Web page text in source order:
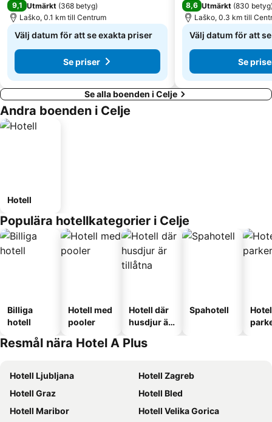
9,1 Utmärkt (368 betyg)
Laško, 0.1 km till Centrum
Välj datum för att se exakta priser
Se priser
8,6 Utmärkt (830 betyg
Laško, 0.3 km till
Välj datum för att
Se
Se alla boenden i Celje
Andra boenden i Celje
Hotell
Populära hotellkategorier i Celje
Billiga
hotell
Hotell med
pooler
Hotell där
husdjur är
Spahotell
Resmål nära Hotel A Plus
Hotell Ljubljana
Hotell Zagreb
Hotell Graz
Hotell Bled
Hotell Maribor
Hotell Velika Gorica